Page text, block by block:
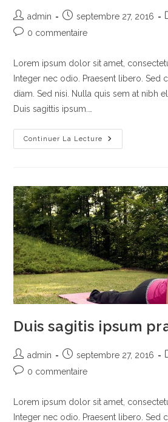
Auteur/autrice
de
admin
Publication
publiée :
septembre 27, 2016
Commentaires
la
publication :
0 commentaire
Lorem ipsum dolor sit amet,
Integer nec odio. Praesent libero. Sed
diam. Sed nisi. Nulla quis sem at nibh
Duis sagittis ipsum.…
Continuer La Lecture
Neque
Adipiscing
Duis sagitis ipsum
Auteur/autrice
de
admin
Publication
publiée :
septembre 27, 2016
Commentaires
publication :
0 commentaire
Lorem ipsum dolor sit amet,
Integer nec odio. Praesent libero. Sed